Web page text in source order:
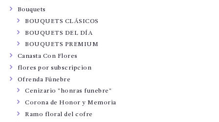
Bouquets
BOUQUETS CLÁSICOS
BOUQUETS DEL DÍA
BOUQUETS PREMIUM
Canasta Con Flores
flores por subscripcion
Ofrenda Fúnebre
Cenizario "honras funebre"
Corona de Honor y Memoria
Ramo floral del cofre